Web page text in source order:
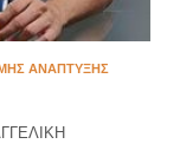
ΑΝΆΠΤΥΞΗΣ